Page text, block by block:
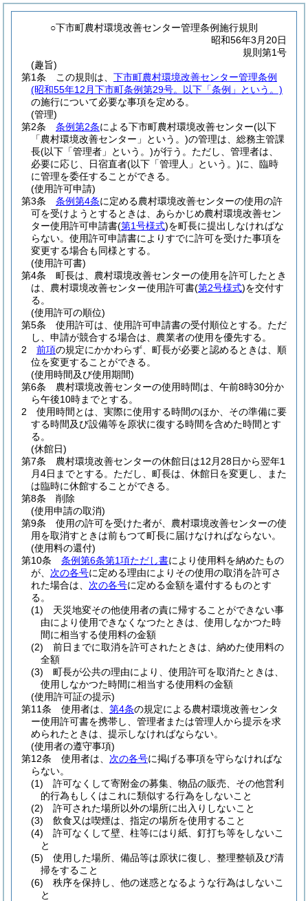
○下市町農村環境改善センター管理条例施行規則
昭和56年3月20日
規則第1号
(趣旨)
第1条
この規則は、 下市町農村環境改善センター管理条例
(昭和55年12月下市町条例第29号。以下「条例」という。)
の施行について必要な事項を定める。
(管理)
第2条
条例第2条による下市町農村環境改善センター(以下
「農村環境改善センター」という。)の管理は、総務主管課
長(以下「管理者」という。)が行う。 ただし、管理者は、
必要に応じ、日宿直者(以下「管理人」という。)に、臨時
に管理を委任することができる。
(使用許可申請)
第3条
条例第4条に定める農村環境改善センターの使用の許
可を受けようとするときは、あらかじめ農村環境改善セン
ター使用許可申請書(第1号様式)を町長に提出しなければな
らない。 使用許可申請書によりすでに許可を受けた事項を
変更する場合も同様とする。
(使用許可書)
第4条
町長は、農村環境改善センターの使用を許可したとき
は、農村環境改善センター使用許可書(第2号様式)を交付す
る。
(使用許可の順位)
第5条
使用許可は、使用許可申請書の受付順位とする。 ただ
し、申請が競合する場合は、農業者の使用を優先する。
2
前項の規定にかかわらず、町長が必要と認めるときは、順
位を変更することができる。
(使用時間及び使用期間)
第6条
農村環境改善センターの使用時間は、午前8時30分か
ら午後10時までとする。
2
使用時間とは、実際に使用する時間のほか、その準備に要
する時間及び設備等を原状に復する時間を含めた時間とす
る。
(休館日)
第7条
農村環境改善センターの休館日は12月28日から翌年1
月4日までとする。 ただし、町長は、休館日を変更し、また
は臨時に休館することができる。
第8条
削除
(使用申請の取消)
第9条
使用の許可を受けた者が、農村環境改善センターの使
用を取消すときは前もつて町長に届けなければならない。
(使用料の還付)
第10条
条例第6条第1項ただし書により使用料を納めたもの
が、 次の各号に定める理由によりその使用の取消を許可さ
れた場合は、 次の各号に定める金額を還付するものとす
る。
(1)
天災地変その他使用者の責に帰することができない事
由により使用できなくなつたときは、使用しなかつた時
間に相当する使用料の金額
(2)
前日までに取消を許可されたときは、納めた使用料の
全額
(3)
町長が公共の理由により、使用許可を取消たときは、
使用しなかつた時間に相当する使用料の金額
(使用許可証の提示)
第11条
使用者は、 第4条の規定による農村環境改善センタ
ー使用許可書を携帯し、管理者または管理人から提示を求
められたときは、提示しなければならない。
(使用者の遵守事項)
第12条
使用者は、 次の各号に掲げる事項を守らなければな
らない。
(1)
許可なくして寄附金の募集、物品の販売、その他営利
的行為もしくはこれに類似する行為をしないこと
(2)
許可された場所以外の場所に出入りしないこと
(3)
飲食又は喫煙は、指定の場所を使用すること
(4)
許可なくして壁、柱等にはり紙、釘打ち等をしないこ
と
(5)
使用した場所、備品等は原状に復し、整理整頓及び清
掃をすること
(6)
秩序を保持し、他の迷惑となるような行為はしないこ
と